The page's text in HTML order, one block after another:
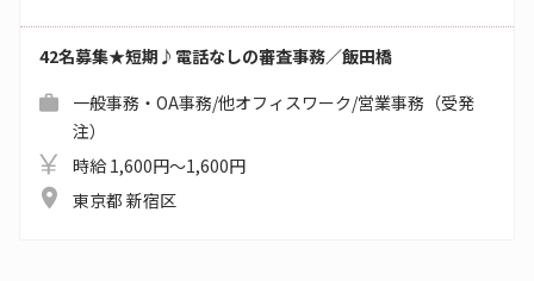
42名募集★短期♪電話なしの審査事務／飯田橋
一般事務・OA事務/他オフィスワーク/営業事務（受発
注）
時給 1,600円～1,600円
東京都 新宿区